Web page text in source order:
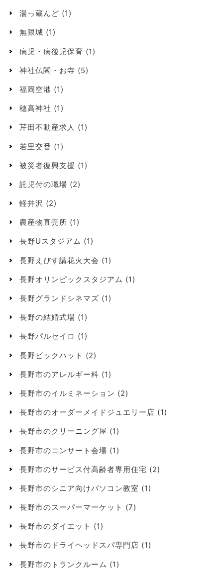
湯っ蔵んど (1)
無限城 (1)
病児・病後児保育 (1)
神社仏閣・お寺 (5)
福岡空港 (1)
穂高神社 (1)
芹田不動産求人 (1)
若里交番 (1)
被災者復興支援 (1)
託児付の職場 (2)
軽井沢 (2)
農産物直売所 (1)
長野Uスタジアム (1)
長野えびす講花火大会 (1)
長野オリンピックスタジアム (1)
長野グランドシネマズ (1)
長野の結婚式場 (1)
長野パルセイロ (1)
長野ビックハット (2)
長野市のアレルギー科 (1)
長野市のイルミネーション (2)
長野市のオーダーメイドジュエリー店 (1)
長野市のクリーニング屋 (1)
長野市のコンサート会場 (1)
長野市のサービス付高齢者専用住宅 (2)
長野市のシニア向けパソコン教室 (1)
長野市のスーパーマーケット (7)
長野市のダイエット (1)
長野市のドライヘッドスパ専門店 (1)
長野市のトランクルーム (1)